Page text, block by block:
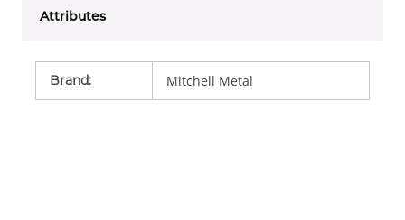
Attributes
Brand: Mitchell Metal